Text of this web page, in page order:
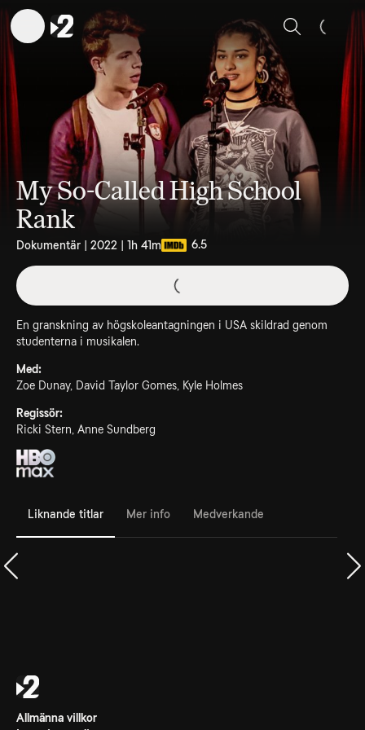
Sök
My So-Called High School
Rank
Dokumentär | 2022 | 1h 41m 6.5
En granskning av högskoleantagningen i USA skildrad genom
studenterna i musikalen.
Med:
Zoe Dunay, David Taylor Gomes, Kyle Holmes
Regissör:
Ricki Stern, Anne Sundberg
Liknande titlar Mer info Medverkande
Allmänna villkor